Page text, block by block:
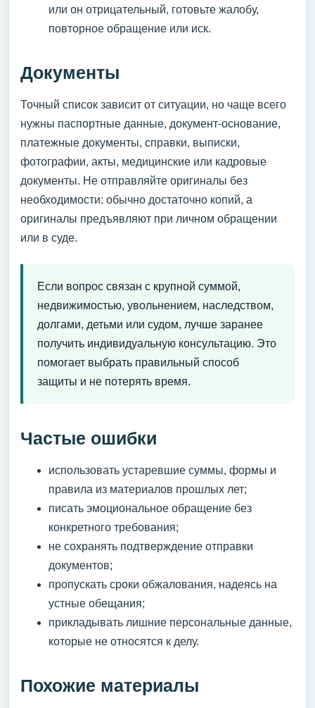
или он отрицательный, готовьте жалобу,
повторное обращение или иск.
Документы
Точный список зависит от ситуации, но чаще всего
нужны паспортные данные, документ-основание,
платежные документы, справки, выписки,
фотографии, акты, медицинские или кадровые
документы. Не отправляйте оригиналы без
необходимости: обычно достаточно копий, а
оригиналы предъявляют при личном обращении
или в суде.
Если вопрос связан с крупной суммой,
недвижимостью, увольнением, наследством,
долгами, детьми или судом, лучше заранее
получить индивидуальную консультацию. Это
помогает выбрать правильный способ
защиты и не потерять время.
Частые ошибки
использовать устаревшие суммы, формы и
правила из материалов прошлых лет;
писать эмоциональное обращение без
конкретного требования;
не сохранять подтверждение отправки
документов;
пропускать сроки обжалования, надеясь на
устные обещания;
прикладывать лишние персональные данные,
которые не относятся к делу.
Похожие материалы